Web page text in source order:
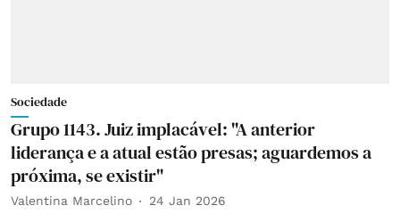
Sociedade
Grupo 1143. Juiz implacável: "A anterior
liderança e a atual estão presas; aguardemos a
próxima, se existir"
Valentina Marcelino 24 Jan 2026